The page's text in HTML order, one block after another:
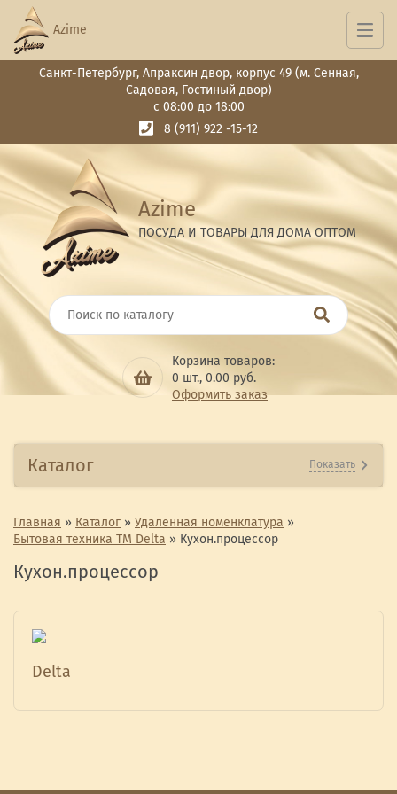
Санкт-Петербург, Апраксин двор, корпус 49 (м. Сенная,
Садовая, Гостиный двор)
с 08:00 до 18:00
8 (911) 922 -15-12
Azime
ПОСУДА И ТОВАРЫ ДЛЯ ДОМА ОПТОМ
Корзина товаров:
0 шт., 0.00 руб.
Оформить заказ
Azime
Каталог Показать
Главная » Каталог » Удаленная номенклатура »
Бытовая техника ТМ Delta » Кухон.процессор
Кухон.процессор
Delta